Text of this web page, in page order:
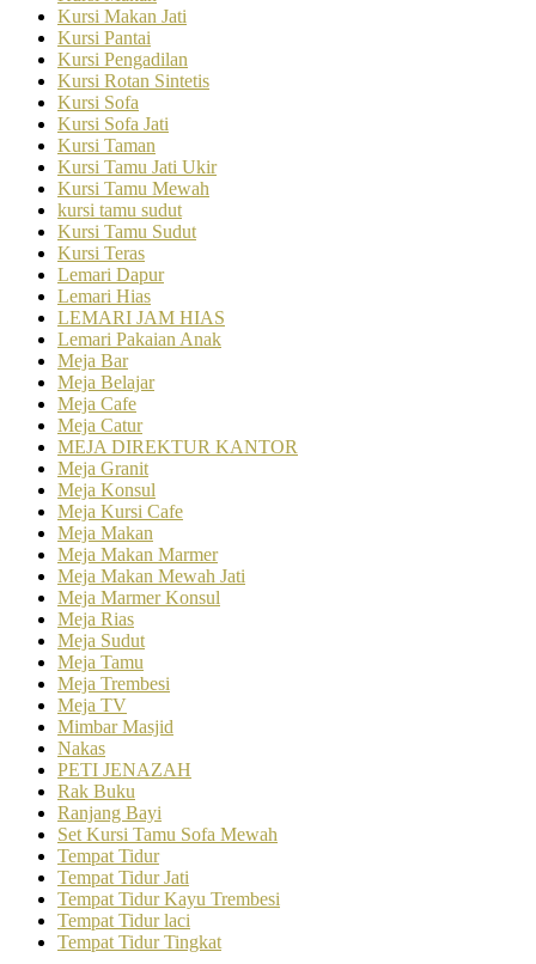
Kursi Makan Jati
Kursi Pantai
Kursi Pengadilan
Kursi Rotan Sintetis
Kursi Sofa
Kursi Sofa Jati
Kursi Taman
Kursi Tamu Jati Ukir
Kursi Tamu Mewah
kursi tamu sudut
Kursi Tamu Sudut
Kursi Teras
Lemari Dapur
Lemari Hias
LEMARI JAM HIAS
Lemari Pakaian Anak
Meja Bar
Meja Belajar
Meja Cafe
Meja Catur
MEJA DIREKTUR KANTOR
Meja Granit
Meja Konsul
Meja Kursi Cafe
Meja Makan
Meja Makan Marmer
Meja Makan Mewah Jati
Meja Marmer Konsul
Meja Rias
Meja Sudut
Meja Tamu
Meja Trembesi
Meja TV
Mimbar Masjid
Nakas
PETI JENAZAH
Rak Buku
Ranjang Bayi
Set Kursi Tamu Sofa Mewah
Tempat Tidur
Tempat Tidur Jati
Tempat Tidur Kayu Trembesi
Tempat Tidur laci
Tempat Tidur Tingkat